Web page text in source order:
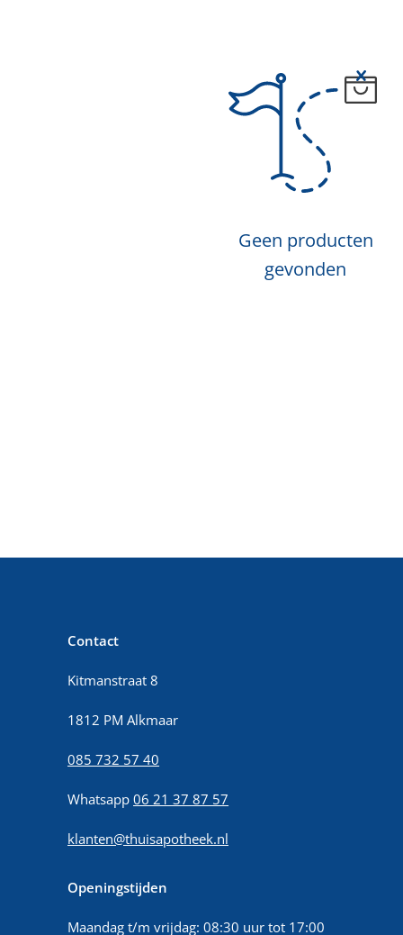
Geen producten
gevonden
Contact
Kitmanstraat 8
1812 PM Alkmaar
085 732 57 40
Whatsapp06 21 37 87 57
klanten@thuisapotheek.nl
Openingstijden
Maandag t/m vrijdag: 08:30 uur tot 17:00